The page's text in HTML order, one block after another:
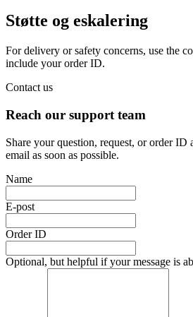
Støtte og eskalering
For delivery or safety concerns, use the
include your order ID.
Contact us
Reach our support team
Share your question, request, or order
email as soon as possible.
Name
E-post
Order ID
Optional, but helpful if your message is